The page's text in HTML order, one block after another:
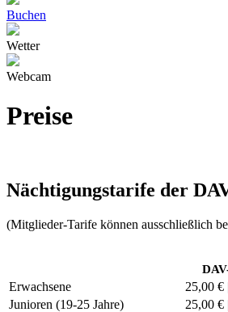
Buchen
Wetter
Webcam
Preise
Nächtigungstarife der
(Mitglieder-Tarife können ausschließlich
Erwachsene 25,00 €
Junioren (19-25 Jahre)
25,00 €